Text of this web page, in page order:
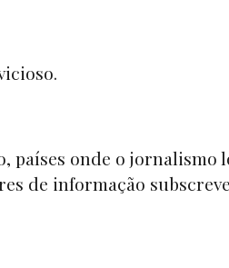
países onde o jornalismo
de informação